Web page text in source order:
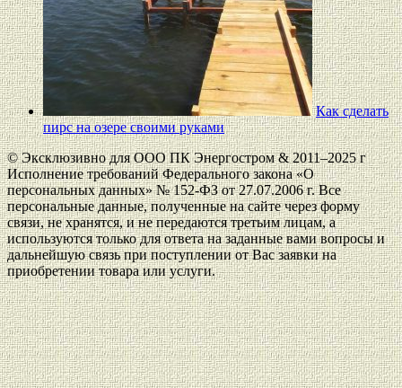
Как сделать
пирс на озере своими руками
© Эксклюзивно для ООО ПК Энергостром & 2011–2025 г
Исполнение требований Федерального закона «О
персональных данных» № 152-ФЗ от 27.07.2006 г. Все
персональные данные, полученные на сайте через форму
связи, не хранятся, и не передаются третьим лицам, а
используются только для ответа на заданные вами вопросы и
дальнейшую связь при поступлении от Вас заявки на
приобретении товара или услуги.